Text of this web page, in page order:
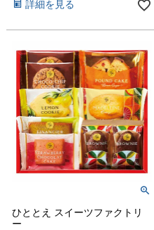
詳細を見る
ひととえ スイーツファクトリ
ー